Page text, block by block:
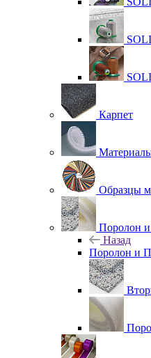
Карпет
Образцы
Поролон
Назад
Поролон и